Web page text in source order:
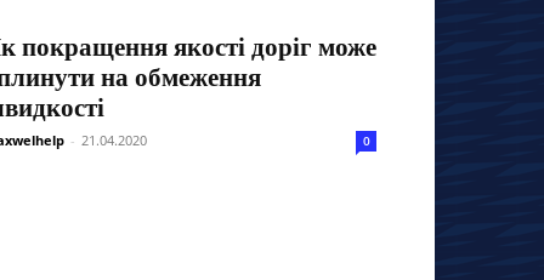
покращення якості доріг може
на обмеження
- 21.04.2020 0